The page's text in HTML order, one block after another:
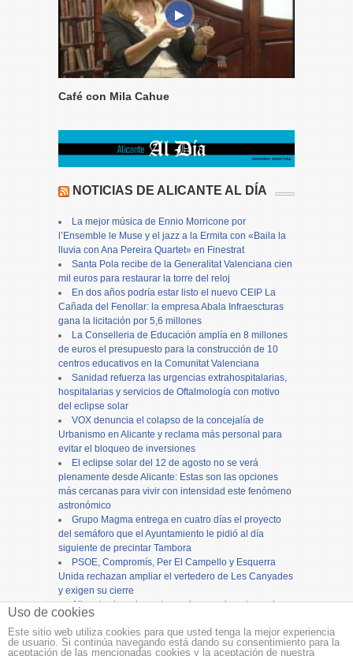
Café con Mila Cahue
NOTICIAS DE ALICANTE AL DÍA
La mejor música de Ennio Morricone por
l’Ensemble le Muse y el jazz a la Ermita con «Baila la
lluvia con Ana Pereira Quartet» en Finestrat
Santa Pola recibe de la Generalitat Valenciana cien
mil euros para restaurar la torre del reloj
En dos años podría estar listo el nuevo CEIP La
Cañada del Fenollar: la empresa Abala Infraescturas
gana la licitación por 5,6 millones
La Conselleria de Educación amplía en 8 millones
de euros el presupuesto para la construcción de 10
centros educativos en la Comunitat Valenciana
Sanidad refuerza las urgencias extrahospitalarias,
hospitalarias y servicios de Oftalmología con motivo
del eclipse solar
VOX denuncia el colapso de la concejalía de
Urbanismo en Alicante y reclama más personal para
evitar el bloqueo de inversiones
El eclipse solar del 12 de agosto no se verá
plenamente desde Alicante: Estas son las opciones
más cercanas para vivir con intensidad este fenómeno
astronómico
Grupo Magma entrega en cuatro días el proyecto
del semáforo que el Ayuntamiento le pidió al día
siguiente de precintar Tambora
PSOE, Compromís, Per El Campello y Esquerra
Unida rechazan ampliar el vertedero de Les Canyades
y exigen su cierre
Alicante cierra los actos en honor a la patrona, la
Virgen del Remedio, con una concurrida procesión
Copyright ©12tvy12endigital.es
Uso de cookies
Este sitio web utiliza cookies para que usted tenga la mejor experiencia
de usuario. Si continúa navegando está dando su consentimiento para la
aceptación de las mencionadas cookies y la aceptación de nuestra